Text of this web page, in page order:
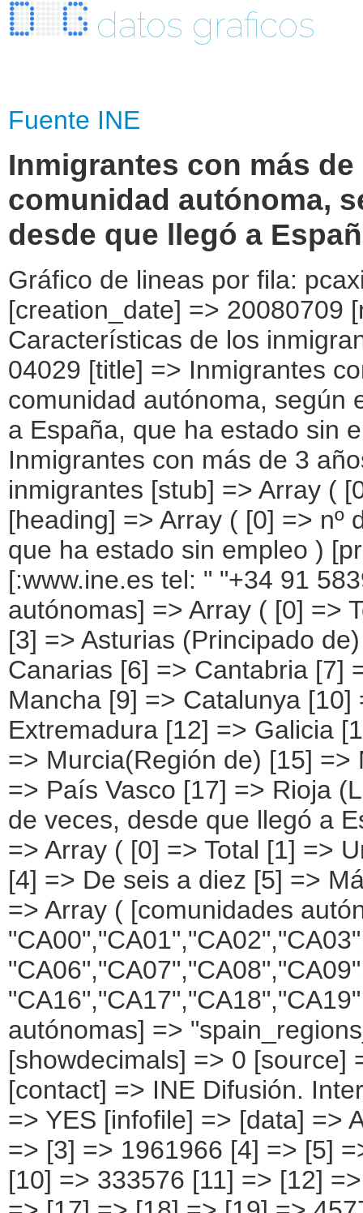
datos graficos
Fuente INE
Inmigrantes con más
comunidad autónoma,
desde que llegó a
Gráfico de lineas por fila: pcaxis Object ( [axis_version] => [creation_date] => 20080709 [note] => [subject_area] => Características de los inmigrantes [subject_code] => 04 [matrix] => 04029 [title] => Inmigrantes con más de 3 años de residencia, por comunidad autónoma, según el número de veces, desde que llegó a España, que ha estado sin empleo [description] => [contents] => Inmigrantes con más de 3 años de residencia [units] => inmigrantes [stub] => Array ( [0] => comunidades autónomas ) [heading] => Array ( [0] => nº de veces, desde que llegó a España, que ha estado sin empleo ) [prestext] => [values] => Array ( [:www.ine.es tel: " "+34 91 5839100 "; VALUES("comunidades autónomas] => Array ( [0] => Total [1] => Andalucía [2] => Aragón [3] => Asturias (Principado de) [4] => Balears (IIles) [5] => Canarias [6] => Cantabria [7] => Castilla y León [8] => Castilla-La Mancha [9] => Catalunya [10] => Comunitat Valenciana [11] => Extremadura [12] => Galicia [13] => Madrid (Comunidad de) [14] => Murcia(Región de) [15] => Navarra(Comunidad Foral de) [16] => País Vasco [17] => Rioja (La) [18] => Ceuta [19] => Melilla ) [nº de veces, desde que llegó a España, que ha estado sin empleo ] => Array ( [0] => Total [1] => Una [2] => Dos [3] => De tres a cinco [4] => De seis a diez [5] => Más de diez [6] => No sabe ) ) [codes] => Array ( [comunidades autónomas] => "CA00","CA01","CA02","CA03","CA04","CA05", "CA06","CA07","CA08","CA09","CA10","CA11","CA12","CA13","CA14","CA15", "CA16","CA17","CA18","CA19" ) [map] => Array ( [comunidades autónomas] => "spain_regions_img_ind" ) [decimals] => 0 [showdecimals] => 0 [source] => Instituto Nacional de Estadística [contact] => INE Difusión. Internet: www.ine.es/infoine [copyright] => YES [infofile] => [data] => Array ( [0] => Array ( [0] => [1] => [2] => [3] => 1961966 [4] => [5] => [6] => 1156408 [7] => [8] => [9] => [10] => 333576 [11] => [12] => [13] => [14] => 306430 [15] =>